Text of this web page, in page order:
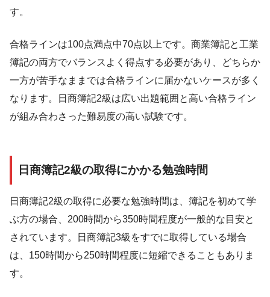
す。
合格ラインは100点満点中70点以上です。商業簿記と工業
簿記の両方でバランスよく得点する必要があり、どちらか
一方が苦手なままでは合格ラインに届かないケースが多く
なります。日商簿記2級は広い出題範囲と高い合格ライン
が組み合わさった難易度の高い試験です。
日商簿記2級の取得にかかる勉強時間
日商簿記2級の取得に必要な勉強時間は、簿記を初めて学
ぶ方の場合、200時間から350時間程度が一般的な目安と
されています。日商簿記3級をすでに取得している場合
は、150時間から250時間程度に短縮できることもありま
す。